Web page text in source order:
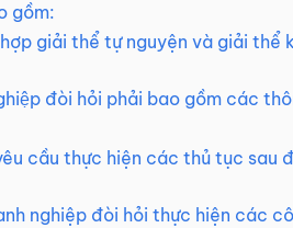
gồm:
giải thể tự nguyện và giải thể
đòi hỏi phải bao gồm các
cầu thực hiện các thủ tục sau
nghiệp đòi hỏi thực hiện các